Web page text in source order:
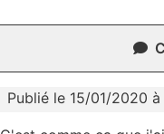
Publié le 15/01/2020 à